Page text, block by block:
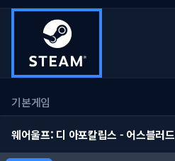
기본게임
웨어울프: 디 아포칼립스 - 어스블러드